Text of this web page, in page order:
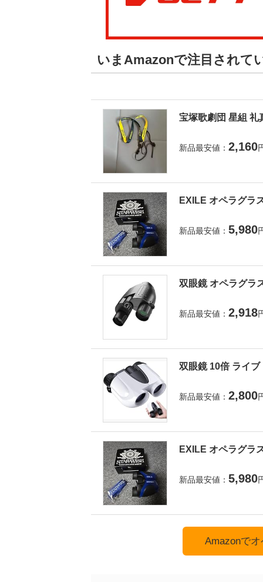
いまAmazonで注目されて
宝塚歌劇団 星組 礼
新品最安値： 2,160
EXILE オペラグラ
新品最安値： 5,980
双眼鏡 オペラグラ
新品最安値： 2,918
双眼鏡 10倍 ライ
新品最安値： 2,800
EXILE オペラグラ
新品最安値： 5,980
Amazonで